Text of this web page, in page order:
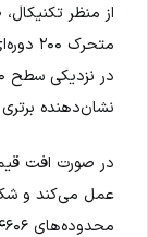
از منظر
نشان‌دهنده
عمل می‌کند و
محدوده‌های ۴۶۰۶ و ۴۴۱۶ دلار باز کند.